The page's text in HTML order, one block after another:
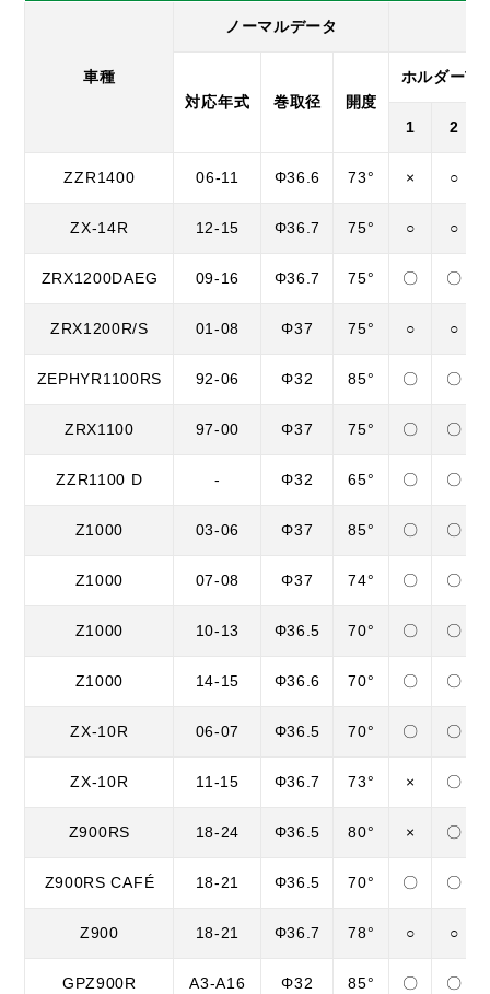
車種
ノーマルデータ
対応年式 巻取径 開度
ホルダー
1 2
ZZR1400 06-11 Φ36.6 73° × ○
ZX-14R 12-15 Φ36.7 75° ○ ○
ZRX1200DAEG 09-16 Φ36.7 75° 〇 〇
ZRX1200R/S 01-08 Φ37 75° ○ ○
ZEPHYR1100RS 92-06 Φ32 85° 〇 〇
ZRX1100 97-00 Φ37 75° 〇 〇
ZZR1100 D - Φ32 65° 〇 〇
Z1000 03-06 Φ37 85° 〇 〇
Z1000 07-08 Φ37 74° 〇 〇
Z1000 10-13 Φ36.5 70° 〇 〇
Z1000 14-15 Φ36.6 70° 〇 〇
ZX-10R 06-07 Φ36.5 70° 〇 〇
ZX-10R 11-15 Φ36.7 73° × 〇
Z900RS 18-24 Φ36.5 80° × 〇
Z900RS CAFÉ 18-21 Φ36.5 70° 〇 〇
Z900 18-21 Φ36.7 78° ○ ○
GPZ900R A3-A16 Φ32 85° 〇 〇